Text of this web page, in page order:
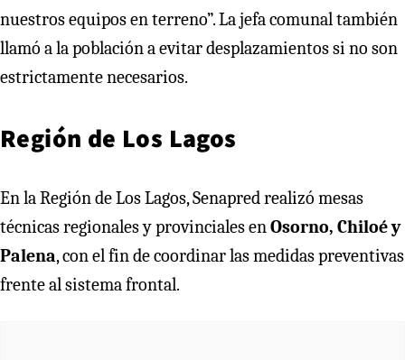
nuestros equipos en terreno”. La jefa comunal también
llamó a la población a evitar desplazamientos si no son
estrictamente necesarios.
Región de Los Lagos
En la Región de Los Lagos, Senapred realizó mesas
técnicas regionales y provinciales enOsorno, Chiloé y
Palena, con el fin de coordinar las medidas preventivas
frente al sistema frontal.